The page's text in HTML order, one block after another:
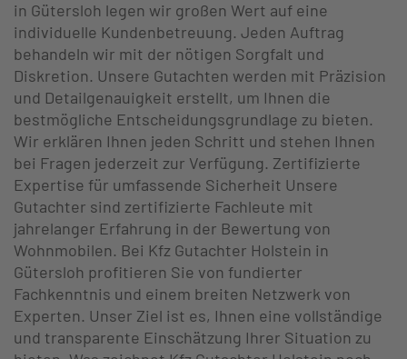
in Gütersloh legen wir großen Wert auf eine
individuelle Kundenbetreuung. Jeden Auftrag
behandeln wir mit der nötigen Sorgfalt und
Diskretion. Unsere Gutachten werden mit Präzision
und Detailgenauigkeit erstellt, um Ihnen die
bestmögliche Entscheidungsgrundlage zu bieten.
Wir erklären Ihnen jeden Schritt und stehen Ihnen
bei Fragen jederzeit zur Verfügung. Zertifizierte
Expertise für umfassende Sicherheit Unsere
Gutachter sind zertifizierte Fachleute mit
jahrelanger Erfahrung in der Bewertung von
Wohnmobilen. Bei Kfz Gutachter Holstein in
Gütersloh profitieren Sie von fundierter
Fachkenntnis und einem breiten Netzwerk von
Experten. Unser Ziel ist es, Ihnen eine vollständige
und transparente Einschätzung Ihrer Situation zu